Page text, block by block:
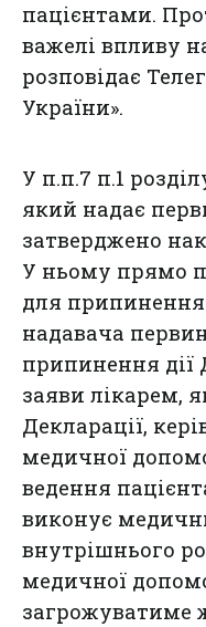
пацієнтами.
важелі впливу
розповідає
України».
У п.п.7 п.1
який надає
затверджено
У ньому прямо
для припинення
надавача
припинення дії
заяви лікарем,
Декларації,
медичної
ведення
виконує
внутрішнього
медичної
загрожуватиме